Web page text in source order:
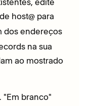
host@ para
dos endereços
na sua
ao mostrado
"Em branco"